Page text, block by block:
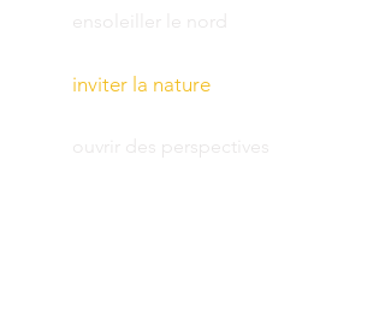
ensoleiller le nord
inviter la nature
ouvrir des perspectives